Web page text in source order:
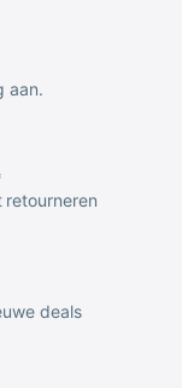
aan.
retourneren
deals